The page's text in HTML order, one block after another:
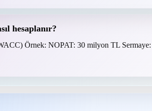
hesaplanır?
Örnek: NOPAT: 30 milyon TL